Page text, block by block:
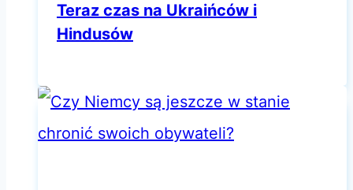
Teraz czas na Ukraińców i
Hindusów